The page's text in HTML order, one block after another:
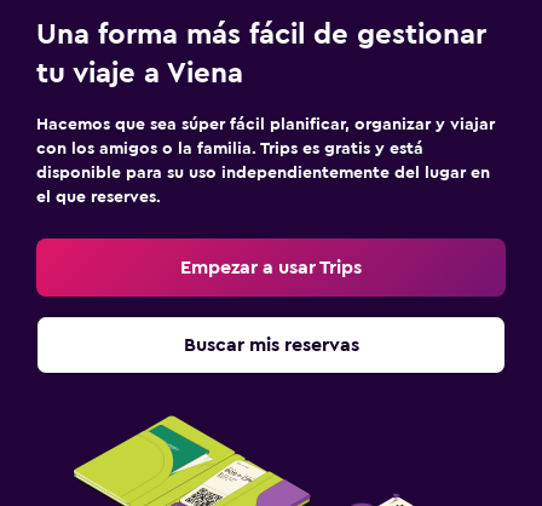
Una forma más fácil de gestionar
tu viaje a Viena
Hacemos que sea súper fácil planificar, organizar y viajar
con los amigos o la familia. Trips es gratis y está
disponible para su uso independientemente del lugar en
el que reserves.
Empezar a usar Trips
Buscar mis reservas